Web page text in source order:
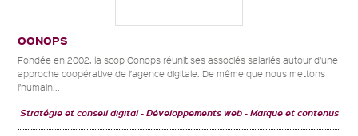
OONOPS
Fondée en 2002, la scop Oonops réunit ses associés salariés autour d’une
approche coopérative de l’agence digitale. De même que nous mettons
l’humain...
Stratégie et conseil digital Développements web Marque et contenus